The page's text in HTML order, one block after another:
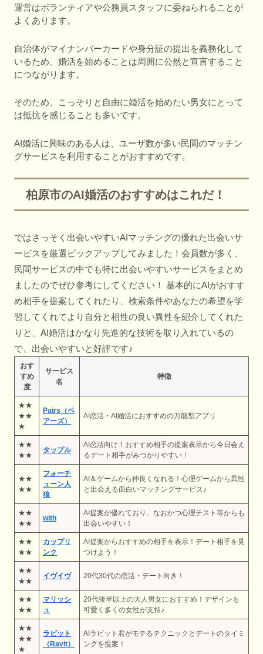
運営はボランティアや公務員スタッフに委ねられることが
よくあります。
自治体がマイナンバーカードや身分証の提出を義務化して
いるため、婚活を始めることは周囲に公然と宣言すること
につながります。
そのため、こっそりと自由に婚活を始めたい男女にとって
は抵抗を感じることも多いです。
AI婚活に興味のある人は、ユーザ数が多い民間のマッチン
グサービスを利用することがおすすめです。
柏原市のAI婚活のおすすめはこれだ！
ではさっそく出会いやすいAIマッチングの優れた出会いサ
ービスを厳選ピックアップしてみました！会員数が多く、
民間サービスの中でも特に出会いやすいサービスをまとめ
ましたのでぜひ参考にしてください！ 基本的にAIがおすす
め相手を提案してくれたり、検索条件やあなたの希望を学
習してくれてより自分と相性の良い異性を紹介してくれた
りと、AI婚活はかなり先進的な技術を取り入れているの
で、出会いやすいと好評です♪
おす
すめ
度
サービス
名
特徴
★★
★★
★
Pairs（ペ
アーズ）
AI恋活・AI婚活におすすめの万能型アプリ
★★
★★
タップル
AI恋活向け！おすすめ相手の提案表示から今日会え
るデート相手がみつかりやすい！
★★
★★
フォーチ
ューン人
狼
AI＆ゲームから仲良くなれる！心理ゲームから異性
と出会える面白いマッチングサービス♪
★★
★★
with
AI提案が優れており、なおかつ心理テスト等からも
出会いやすい！
★★
★★
カップリ
ンク
AI提案からおすすめの相手を表示！デート相手を見
つけよう！
★★
★★
イヴイヴ 20代30代の恋活・デート向き！
★★
★★
マリッシ
ュ
20代後半以上の大人男女におすすめ！デザインも
可愛く多くの女性が支持♪
★★
★★
★
ラビット
（Ravit）
AIラビット君がモテるテクニックとデートのタイミ
ングを提案！